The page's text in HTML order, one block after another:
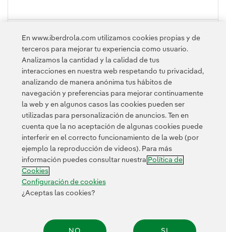
Contacta Clientes Política de Privacidad Información legal
Transparencia en el uso de la IA Política de cookies
Configuración de cookies Accesibilidad Canal de denuncias
© 2026 Iberdrola, S.A. Reservados todos los derechos.
En www.iberdrola.com utilizamos cookies propias y de
terceros para mejorar tu experiencia como usuario.
Analizamos la cantidad y la calidad de tus
interacciones en nuestra web respetando tu privacidad,
analizando de manera anónima tus hábitos de
navegación y preferencias para mejorar continuamente
la web y en algunos casos las cookies pueden ser
utilizadas para personalización de anuncios. Ten en
cuenta que la no aceptación de algunas cookies puede
interferir en el correcto funcionamiento de la web (por
ejemplo la reproducción de videos). Para más
información puedes consultar nuestra Política de
Cookies
Configuración de cookies
¿Aceptas las cookies?